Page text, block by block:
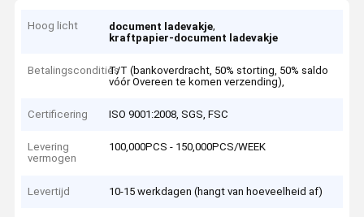
Hoog licht document ladevakje,
kraftpapier-document ladevakje
BetalingsconditiesT/T (bankoverdracht, 50% storting, 50% saldo
vóór Overeen te komen verzending),
Certificering ISO 9001:2008, SGS, FSC
Levering
vermogen
100,000PCS - 150,000PCS/WEEK
Levertijd 10-15 werkdagen (hangt van hoeveelheid af)